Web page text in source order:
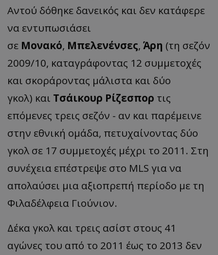
Αντού δόθηκε δανεικός και δεν κατάφερε
να εντυπωσιάσει
σε Μονακό, Μπελενένσες, Άρη (τη σεζόν
2009/10, καταγράφοντας 12 συμμετοχές
και σκοράροντας μάλιστα και δύο
γκολ) και Τσάικουρ Ρίζεσπορ τις
επόμενες τρεις σεζόν - αν και παρέμεινε
στην εθνική ομάδα, πετυχαίνοντας δύο
γκολ σε 17 συμμετοχές μέχρι το 2011. Στη
συνέχεια επέστρεψε στο MLS για να
απολαύσει μια αξιοπρεπή περίοδο με τη
Φιλαδέλφεια Γιούνιον.
Δέκα γκολ και τρεις ασίστ στους 41
αγώνες του από το 2011 έως το 2013 δεν